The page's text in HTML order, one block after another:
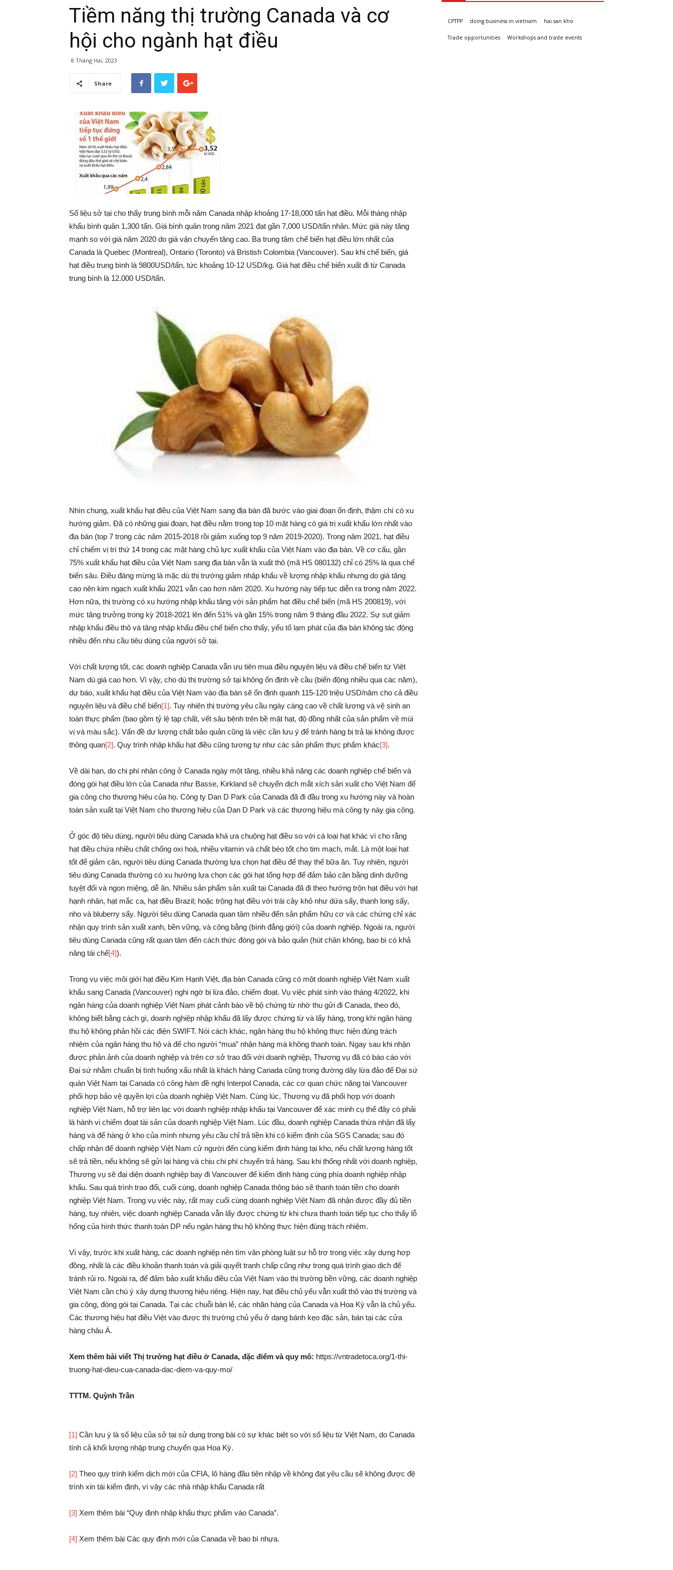
Tiềm năng thị trường Canada và cơ
hội cho ngành hạt điều
8 Tháng Hai, 2023
Share
Số liệu sở tại cho thấy trung bình mỗi năm Canada nhập khoảng 17-18,000 tấn hạt điều. Mỗi tháng nhập
khẩu bình quân 1,300 tấn. Giá bình quân trong năm 2021 đạt gần 7,000 USD/tấn nhân. Mức giá này tăng
mạnh so với giá năm 2020 do giá vận chuyển tăng cao. Ba trung tâm chế biến hạt điều lớn nhất của
Canada là Quebec (Montreal), Ontario (Toronto) và Bristish Colombia (Vancouver). Sau khi chế biến, giá
hạt điều trung bình là 9800USD/tấn, tức khoảng 10-12 USD/kg. Giá hạt điều chế biến xuất đi từ Canada
trung bình là 12.000 USD/tấn.
Nhìn chung, xuất khẩu hạt điều của Việt Nam sang địa bàn đã bước vào giai đoạn ổn định, thậm chí có xu
hướng giảm. Đã có những giai đoạn, hạt điều nằm trong top 10 mặt hàng có giá trị xuất khẩu lớn nhất vào
địa bàn (top 7 trong các năm 2015-2018 rồi giảm xuống top 9 năm 2019-2020). Trong năm 2021, hạt điều
chỉ chiếm vị trí thứ 14 trong các mặt hàng chủ lực xuất khẩu của Việt Nam vào địa bàn. Về cơ cấu, gần
75% xuất khẩu hạt điều của Việt Nam sang địa bàn vẫn là xuất thô (mã HS 080132) chỉ có 25% là qua chế
biến sâu. Điều đáng mừng là mặc dù thị trường giảm nhập khẩu về lượng nhập khẩu nhưng do giá tăng
cao nên kim ngạch xuất khẩu 2021 vẫn cao hơn năm 2020. Xu hướng này tiếp tục diễn ra trong năm 2022.
Hơn nữa, thị trường có xu hướng nhập khẩu tăng với sản phẩm hạt điều chế biến (mã HS 200819), với
mức tăng trưởng trong kỳ 2018-2021 lên đến 51% và gần 15% trong năm 9 tháng đầu 2022. Sự sụt giảm
nhập khẩu điều thô và tăng nhập khẩu điều chế biến cho thấy, yếu tố lạm phát của địa bàn không tác động
nhiều đến nhu cầu tiêu dùng của người sở tại.
Với chất lượng tốt, các doanh nghiệp Canada vẫn ưu tiên mua điều nguyên liệu và điều chế biến từ Việt
Nam dù giá cao hơn. Vì vậy, cho dù thị trường sở tại không ổn định về cầu (biến động nhiều qua các năm),
dự báo, xuất khẩu hạt điều của Việt Nam vào địa bàn sẽ ổn định quanh 115-120 triệu USD/năm cho cả điều
nguyên liệu và điều chế biến[1]. Tuy nhiên thị trường yêu cầu ngày càng cao về chất lượng và vệ sinh an
toàn thực phẩm (bao gồm tỷ lệ tạp chất, vết sâu bệnh trên bề mặt hạt, độ đồng nhất của sản phẩm về mùi
vị và màu sắc). Vấn đề dư lượng chất bảo quản cũng là việc cần lưu ý để tránh hàng bị trả lại không được
thông quan[2]. Quy trình nhập khẩu hạt điều cũng tương tự như các sản phẩm thực phẩm khác[3].
Về dài hạn, do chi phí nhân công ở Canada ngày một tăng, nhiều khả năng các doanh nghiệp chế biến và
đóng gói hạt điều lớn của Canada như Basse, Kirkland sẽ chuyển dịch mắt xích sản xuất cho Việt Nam để
gia công cho thương hiệu của họ. Công ty Dan D Park của Canada đã đi đầu trong xu hướng này và hoàn
toàn sản xuất tại Việt Nam cho thương hiệu của Dan D Park và các thương hiệu mà công ty này gia công.
Ở góc độ tiêu dùng, người tiêu dùng Canada khá ưa chuộng hạt điều so với cá loại hạt khác vì cho rằng
hạt điều chứa nhiều chất chống oxi hoá, nhiều vitamin và chất béo tốt cho tim mạch, mắt. Là một loại hạt
tốt để giảm cân, người tiêu dùng Canada thường lựa chọn hạt điều để thay thế bữa ăn. Tuy nhiên, người
tiêu dùng Canada thường có xu hướng lựa chọn các gói hạt tổng hợp để đảm bảo cân bằng dinh dưỡng
tuyệt đối và ngon miệng, dễ ăn. Nhiều sản phẩm sản xuất tại Canada đã đi theo hướng trộn hạt điều với hạt
hạnh nhân, hạt mắc ca, hạt điều Brazil; hoặc trộng hạt điều với trái cây khô như dứa sấy, thanh long sấy,
nho và bluberry sấy. Người tiêu dùng Canada quan tâm nhiều đến sản phẩm hữu cơ và các chứng chỉ xác
nhận quy trình sản xuất xanh, bền vững, và công bằng (bình đẳng giới) của doanh nghiệp. Ngoài ra, người
tiêu dùng Canada cũng rất quan tâm đến cách thức đóng gói và bảo quản (hút chân không, bao bì có khả
năng tái chế[4]).
Trong vụ việc môi giới hạt điều Kim Hạnh Việt, địa bàn Canada cũng có một doanh nghiệp Việt Nam xuất
khẩu sang Canada (Vancouver) nghi ngờ bị lừa đảo, chiếm đoạt. Vụ việc phát sinh vào tháng 4/2022, khi
ngân hàng của doanh nghiệp Việt Nam phát cảnh báo về bộ chứng từ nhờ thu gửi đi Canada, theo đó,
không biết bằng cách gì, doanh nghiệp nhập khẩu đã lấy được chứng từ và lấy hàng, trong khi ngân hàng
thu hộ không phản hồi các điện SWIFT. Nói cách khác, ngân hàng thu hộ không thực hiện đúng trách
nhiệm của ngân hàng thu hộ và để cho người “mua” nhận hàng mà không thanh toán. Ngay sau khi nhận
được phản ảnh của doanh nghiệp và trên cơ sở trao đổi với doanh nghiệp, Thương vụ đã có báo cáo với
Đại sứ nhằm chuẩn bị tình huống xấu nhất là khách hàng Canada cũng trong đường dây lừa đảo để Đại sứ
quán Việt Nam tại Canada có công hàm đề nghị Interpol Canada, các cơ quan chức năng tại Vancouver
phối hợp bảo vệ quyền lợi của doanh nghiệp Việt Nam. Cùng lúc, Thương vụ đã phối hợp với doanh
nghiệp Việt Nam, hỗ trợ liên lạc với doanh nghiệp nhập khẩu tại Vancouver để xác minh cụ thể đây có phải
là hành vi chiếm đoạt tài sản của doanh nghiệp Việt Nam. Lúc đầu, doanh nghiệp Canada thừa nhận đã lấy
hàng và để hàng ở kho của mình nhưng yêu cầu chỉ trả tiền khi có kiểm định của SGS Canada; sau đó
chấp nhận để doanh nghiệp Việt Nam cử người đến cùng kiểm định hàng tại kho, nếu chất lượng hàng tốt
sẽ trả tiền, nếu không sẽ gửi lại hàng và chịu chi phí chuyển trả hàng. Sau khi thống nhất với doanh nghiệp,
Thương vụ sẽ đại diện doanh nghiệp bay đi Vancouver để kiểm định hàng cùng phía doanh nghiệp nhập
khẩu. Sau quá trình trao đổi, cuối cùng, doanh nghiệp Canada thông báo sẽ thanh toán tiền cho doanh
nghiệp Việt Nam. Trong vụ việc này, rất may cuối cùng doanh nghiệp Việt Nam đã nhận được đầy đủ tiền
hàng, tuy nhiên, việc doanh nghiệp Canada vẫn lấy được chứng từ khi chưa thanh toán tiếp tục cho thấy lỗ
hổng của hình thức thanh toán DP nếu ngân hàng thu hộ không thực hiện đúng trách nhiệm.
Vì vậy, trước khi xuất hàng, các doanh nghiệp nên tìm văn phòng luật sư hỗ trợ trong việc xây dựng hợp
đồng, nhất là các điều khoản thanh toán và giải quyết tranh chấp cũng như trong quá trình giao dịch để
tránh rủi ro. Ngoài ra, để đảm bảo xuất khẩu điều của Việt Nam vào thị trường bền vững, các doanh nghiệp
Việt Nam cần chú ý xây dựng thương hiệu riêng. Hiện nay, hạt điều chủ yếu vẫn xuất thô vào thị trường và
gia công, đóng gói tại Canada. Tại các chuỗi bán lẻ, các nhãn hàng của Canada và Hoa Kỳ vẫn là chủ yếu.
Các thương hiệu hạt điều Việt vào được thị trường chủ yếu ở dạng bánh kẹo đặc sản, bán tại các cửa
hàng châu Á.
Xem thêm bài viết Thị trường hạt điều ở Canada, đặc điểm và quy mô: https://vntradetoca.org/1-thi-
truong-hat-dieu-cua-canada-dac-diem-va-quy-mo/
TTTM. Quỳnh Trần
[1] Cần lưu ý là số liệu của sở tại sử dụng trong bài có sự khác biệt so với số liệu từ Việt Nam, do Canada
tính cả khối lượng nhập trung chuyển qua Hoa Kỳ.
[2] Theo quy trình kiểm dịch mới của CFIA, lô hàng đầu tiên nhập về không đạt yêu cầu sẽ không được đệ
trình xin tái kiểm định, vì vậy các nhà nhập khẩu Canada rất
[3] Xem thêm bài “Quy định nhập khẩu thực phẩm vào Canada”.
[4] Xem thêm bài Các quy định mới của Canada về bao bì nhựa.
CPTPP doing business in vietnam hai san kho
Trade opportunities Workshops and trade events